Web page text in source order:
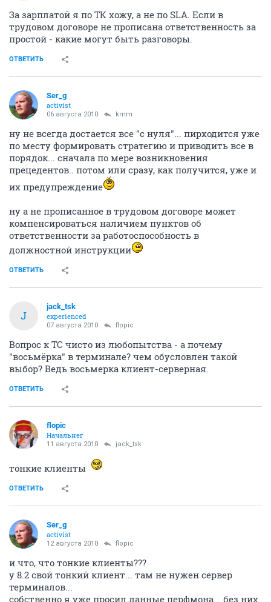
За зарплатой я по ТК хожу, а не по SLA. Если в
трудовом договоре не прописана ответственность за
простой - какие могут быть разговоры.
ОТВЕТИТЬ
Ser_g
activist
06 августа 2010 kmm
ну не всегда достается все "с нуля"... пирходится уже
по месту формировать стратегию и приводить все в
порядок... сначала по мере возникновения
прецедентов.. потом или сразу, как получится, уже и
их предупреждение
ну а не прописанное в трудовом договоре может
компенсироваться наличием пунктов об
ответственности за работоспособность в
должностной инструкции
ОТВЕТИТЬ
J
jack_tsk
experienced
07 августа 2010 flopic
Вопрос к ТС чисто из любопытства - а почему
"восьмёрка" в терминале? чем обусловлен такой
выбор? Ведь восьмерка клиент-серверная.
ОТВЕТИТЬ
flopic
Начальнег
11 августа 2010 jack_tsk
тонкие клиенты
ОТВЕТИТЬ
Ser_g
activist
12 августа 2010 flopic
и что, что тонкие клиенты???
у 8.2 свой тонкий клиент... там не нужен сервер
терминалов...
собственно я уже просил данные перфмона... без них